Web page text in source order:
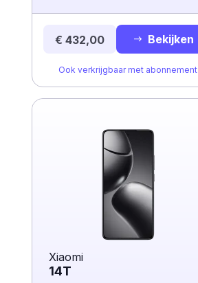
€ 432,00 Bekijken
Ook verkrijgbaar met abonnement
Xiaomi
14T